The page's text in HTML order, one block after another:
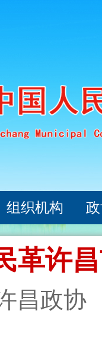
组织机构
革许
许昌政